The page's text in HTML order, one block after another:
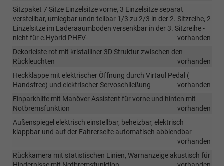
Sitzpaket 7 Sitze Einzelsitze vorne, 3 Einzelsitze separat
verstellbar, umlegbar undn teilbar 1/3 zu 2/3 in der 2. Sitzreihe, 2
Einzelsitze im Laderaaumboden versenkbar in der 3. Sitzreihe -
nicht für e.Hybrid PHEV-
vorhanden
Dekorleiste rot mit kristalliner 3D Struktur zwischen den
Rückleuchten
vorhanden
Heckklappe mit elektrischer Öffnung durch Virtaul Pedal (
Handsfree) und elektrischer Servoschließung
vorhanden
Einparkhilfe mit Manöver Assistent für vorne und hinten mit
Notbremsfunktion
vorhanden
Außenspiegel elektrisch einstellbar, beheizbar, elektrisch
klappbar und auf der Fahrerseite automatisch abblendbar
vorhanden
Rückkamera mit statistischen Linien, Warnanzeige akustisch für